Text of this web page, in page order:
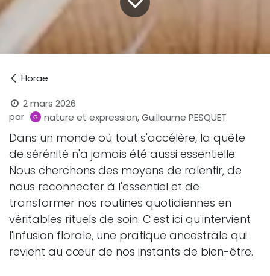
Horae
2 mars 2026
par
nature et expression, Guillaume PESQUET
Dans un monde où tout s'accélère, la quête
de sérénité n'a jamais été aussi essentielle.
Nous cherchons des moyens de ralentir, de
nous reconnecter à l'essentiel et de
transformer nos routines quotidiennes en
véritables rituels de soin. C'est ici qu'intervient
l'infusion florale, une pratique ancestrale qui
revient au cœur de nos instants de bien-être.